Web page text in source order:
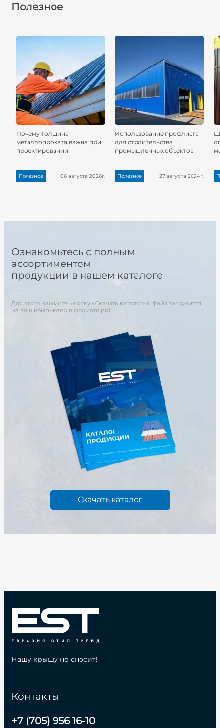
Полезное
Почему толщина
металлопроката важна при
проектировании
Полезное 06 августа 2026г.
Использование профлиста
для строительства
промышленных объектов
Полезное 27 августа 2024г.
Ознакомьтесь с полным
ассортиментом
продукции в нашем каталоге
Для этого нажмите кнопку «Скачать каталог» и файл загрузится
на ваш компьютер в формате pdf
Скачать каталог
Контакты
+7 (705) 956 16-10
Нашу крышу не сносит!